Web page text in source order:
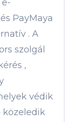
PayMaya
. A
szolgál
,
védik
közeledik